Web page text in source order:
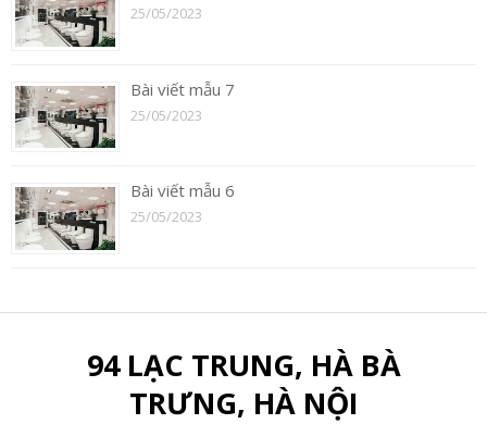
25/05/2023
Bài viết mẫu 7
25/05/2023
Bài viết mẫu 6
25/05/2023
94 LẠC TRUNG, HÀ BÀ
TRƯNG, HÀ NỘI